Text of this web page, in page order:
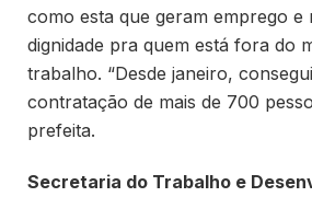
como esta que geram emprego e
dignidade pra quem está fora do
trabalho. “Desde janeiro,
contratação de mais de 700
prefeita.
Secretaria do Trabalho e